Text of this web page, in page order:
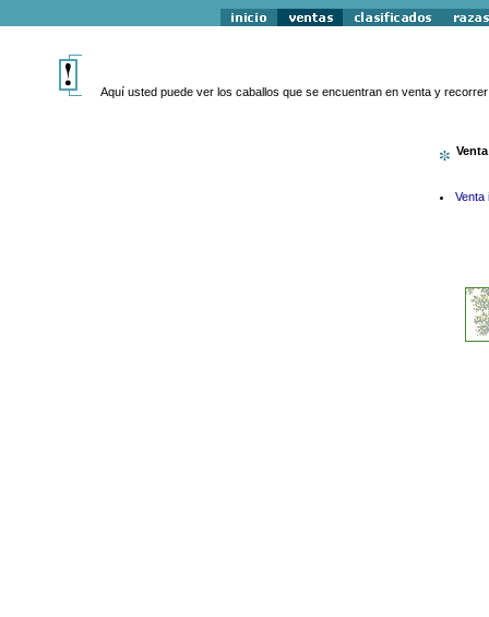
Aquí usted puede ver los caballos que se encuentran en venta y
Venta
Venta